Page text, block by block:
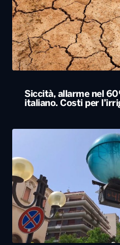
Siccità, allarme nel
italiano. Costi per